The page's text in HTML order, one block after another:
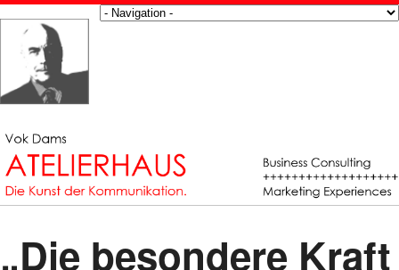
„Die besondere Kraft